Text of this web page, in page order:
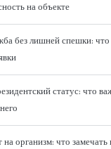
на объекте
без лишней спешки:
статус: что
на организм: что замечать